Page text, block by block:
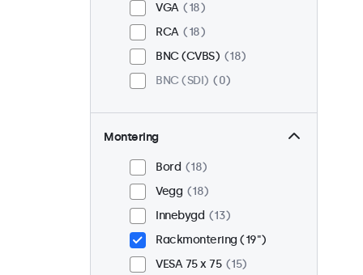
VGA
18
RCA
18
BNC (CVBS)
18
BNC (SDI)
0
Montering
Bord
18
Vegg
18
Innebygd
13
Rackmontering (19")
VESA 75 x 75
15